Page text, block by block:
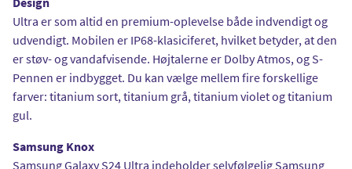
Ultra er som altid en premium-oplevelse både indvendigt og
udvendigt. Mobilen er IP68-klasiciferet, hvilket betyder, at den
er støv- og vandafvisende. Højtalerne er Dolby Atmos, og S-
Pennen er indbygget. Du kan vælge mellem fire forskellige
farver: titanium sort, titanium grå, titanium violet og titanium
gul.
Samsung Knox
Samsung Galaxy S24 Ultra indeholder selvfølgelig Samsung